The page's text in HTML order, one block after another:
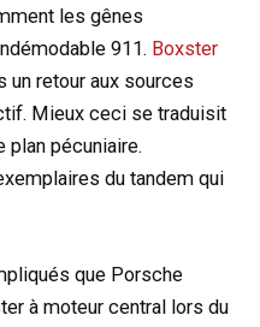
les gênes
911. Boxster
un retour aux sources
Mieux ceci se traduisit
plan pécuniaire.
du tandem qui
que Porsche
à moteur central lors du